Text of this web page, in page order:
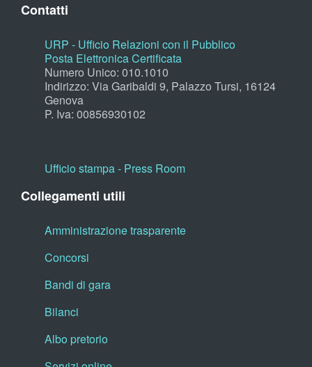
Contatti
URP - Ufficio Relazioni con il Pubblico
Posta Elettronica Certificata
Numero Unico: 010.1010
Indirizzo: Via Garibaldi 9, Palazzo Tursi, 16124
Genova
P. Iva: 00856930102
Ufficio stampa - Press Room
Collegamenti utili
Amministrazione trasparente
Concorsi
Bandi di gara
Bilanci
Albo pretorio